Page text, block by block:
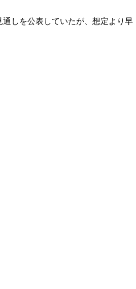
しを公表していたが、想定より早